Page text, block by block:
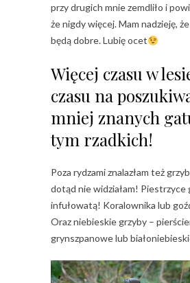
przy drugich mnie zemdliło i
że nigdy więcej. Mam nadzieję,
będą dobre. Lubię ocet
Więcej czasu w
czasu na
mniej znanych
tym rzadkich!
Poza rydzami znalazłam też
dotąd nie widziałam! Piestrzyce
infułowatą! Koralownika lub
Oraz niebieskie grzyby –
grynszpanowe lub